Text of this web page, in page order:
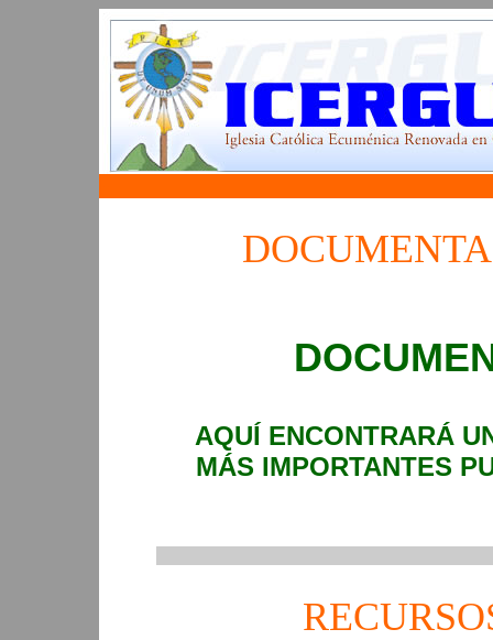
AQUÍ ENCONTRARÁ
MÁS IMPORTANTES